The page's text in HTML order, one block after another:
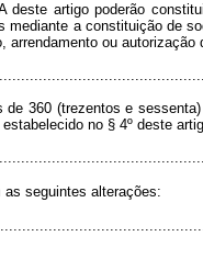
artigo poderão
a constituição de
ou autorização
360 (trezentos e
no § 4º deste
seguintes alterações: